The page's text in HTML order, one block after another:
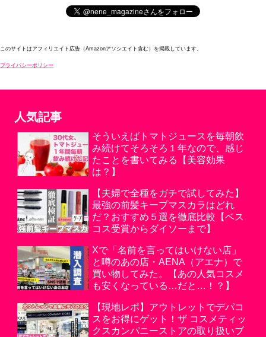
このサイトはアフィリエイト広告（Amazonアソシエイト含む）を掲載しています。
プライバシーポリシー
人気記事
そういえばトマトジュースを毎朝飲
み続けてそろそろ１年なので、感じ
たことを書いてみる【美容効果
は？】
【夫婦で全種をガチで試してみた】
最強の前髪キープマスカラはどれ
だ？おすすめ５選を徹底比較【ベス
コス受賞からダイソーまで】
Xで「名前を言ってはいけない店」
と噂のあの店・AENA（アエナ）で
買い物してみた。【あの人気コスメ
も安くなっている…だと…！？】
【現地レポ】アウトレットでデパコ
スをお得にゲット！ザ コスメティッ
クスカンパニーストアの取り扱いブ